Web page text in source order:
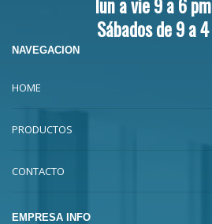
lun a vie 9 a 6 pm
Sábados de 9 a 4
NAVEGACION
HOME
PRODUCTOS
CONTACTO
EMPRESA INFO